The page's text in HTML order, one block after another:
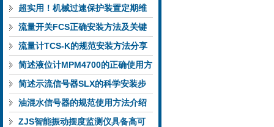
件功能特点有助于提升选型合理性
超实用！机械过速保护装置定期维
护保养方法大汇总
流量开关FCS正确安装方法及关键
要点专业分享
流量计TCS-K的规范安装方法分享
简述液位计MPM4700的正确使用方
法
简述示流信号器SLX的科学安装步
骤
油混水信号器的规范使用方法介绍
ZJS智能振动摆度监测仪具备高可